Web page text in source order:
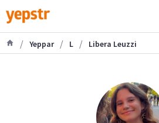
/ Yeppar / L / Libera Leuzzi